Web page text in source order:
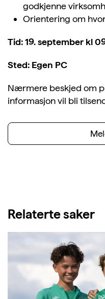
godkjenne
Orientering om
Tid: 19. september kl
Sted: Egen PC
Nærmere beskjed om
informasjon vil bli
Relaterte saker